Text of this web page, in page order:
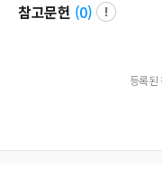
참고문헌 (0)
등록된